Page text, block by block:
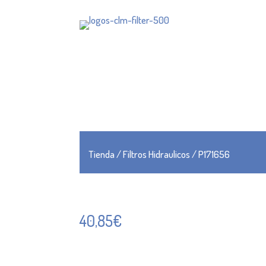
Tienda/Filtros Hidraulicos/ P171656
40,85€